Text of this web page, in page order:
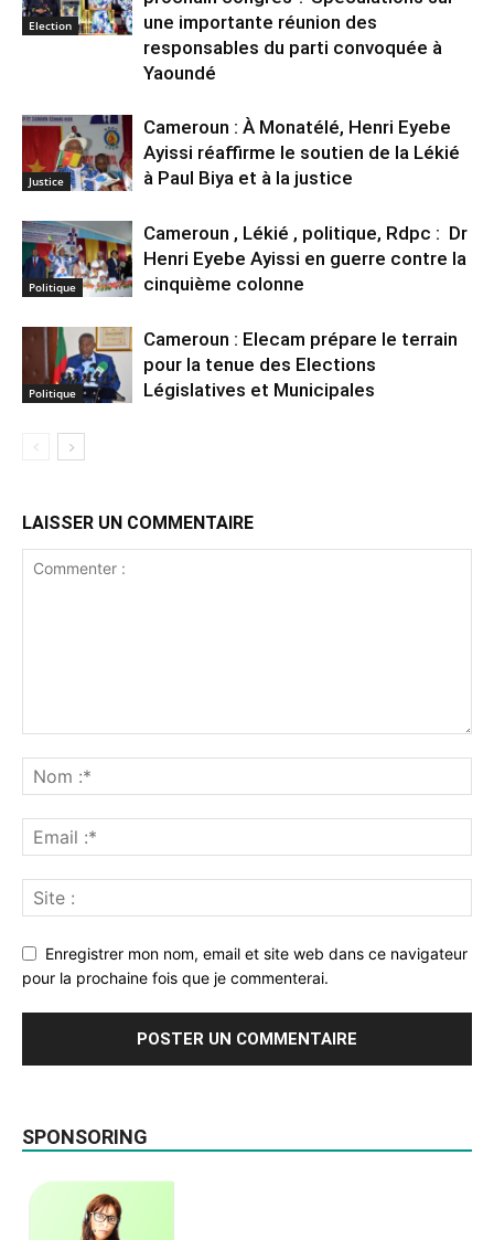
Election
une importante réunion des
responsables du parti convoquée à
Yaoundé
Justice
Cameroun : À Monatélé, Henri Eyebe
Ayissi réaffirme le soutien de la Lékié
à Paul Biya et à la justice
Politique
Cameroun , Lékié , politique, Rdpc : Dr
Henri Eyebe Ayissi en guerre contre la
cinquième colonne
Politique
Cameroun : Elecam prépare le terrain
pour la tenue des Elections
Législatives et Municipales
LAISSER UN COMMENTAIRE
Enregistrer mon nom, email et site web dans ce navigateur
pour la prochaine fois que je commenterai.
SPONSORING